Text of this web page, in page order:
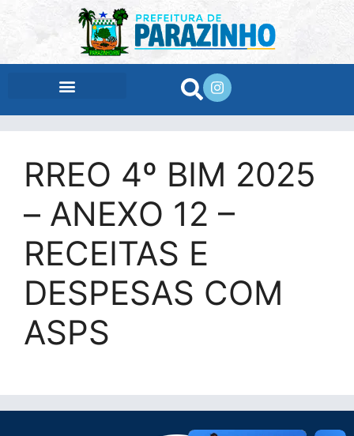
RREO 4º BIM 2025
– ANEXO 12 –
RECEITAS E
DESPESAS COM
ASPS